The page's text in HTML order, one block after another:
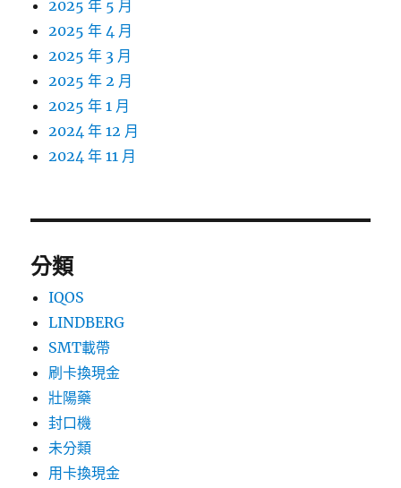
2025 年 5 月
2025 年 4 月
2025 年 3 月
2025 年 2 月
2025 年 1 月
2024 年 12 月
2024 年 11 月
分類
IQOS
LINDBERG
SMT載帶
刷卡換現金
壯陽藥
封口機
未分類
用卡換現金